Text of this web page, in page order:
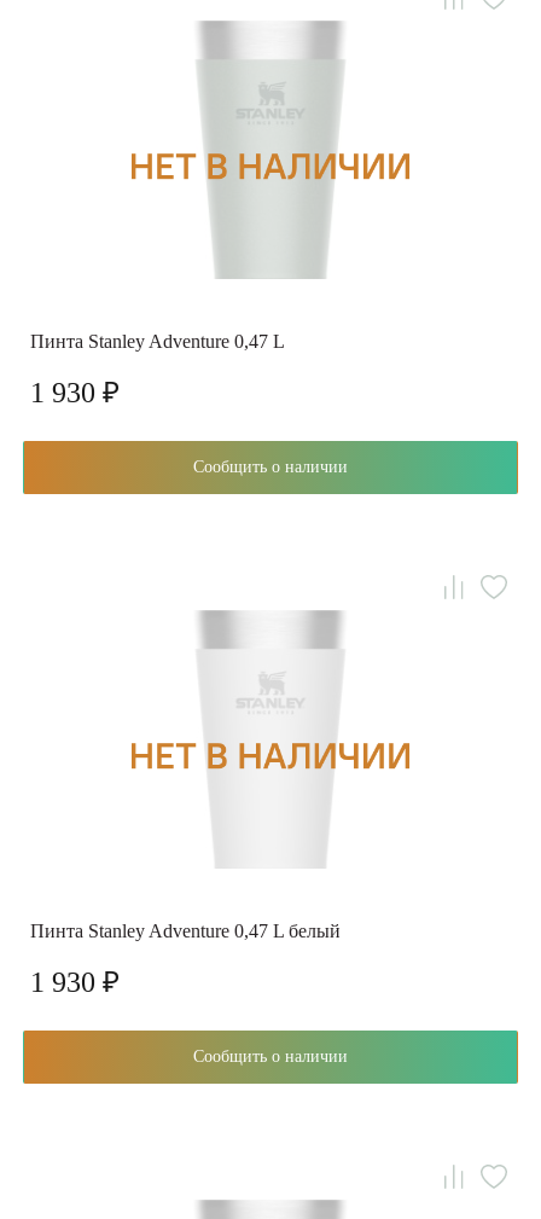
Пинта Stanley Adventure 0,47 L
1 930 ₽
Сообщить о наличии
Пинта Stanley Adventure 0,47 L белый
1 930 ₽
Сообщить о наличии